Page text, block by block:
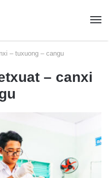
– tuxuong – cangu
– canxi